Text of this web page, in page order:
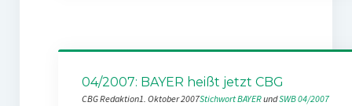
04/2007: BAYER heißt jetzt CBG
CBG Redaktion1. Oktober 2007Stichwort BAYER und SWB 04/2007